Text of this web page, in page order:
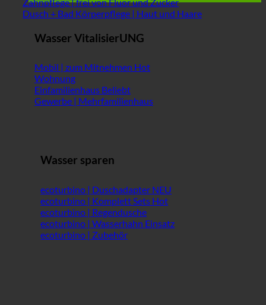
Dusch + Bad Körperpflege | Haut und Haare
Wasser VitalisierUNG
Mobil | zum Mitnehmen
Wohnung
Einfamilienhaus
Gewerbe | Mehrfamilienhaus
Wasser sparen
ecoturbino | Duschadapter
ecoturbino | Komplett Sets
ecoturbino | Regendusche
ecoturbino | Wasserhahn Einsatz
ecoturbino | Zubehör